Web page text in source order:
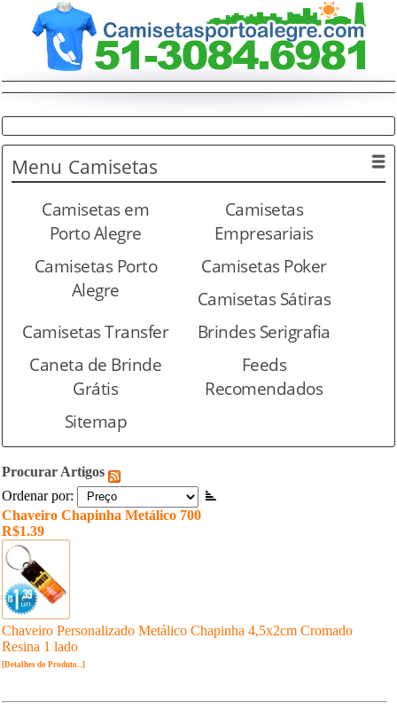
Menu Camisetas
Camisetas em
Porto Alegre
Camisetas
Empresariais
Camisetas Porto
Alegre
Camisetas Poker
Camisetas Sátiras
Camisetas Transfer
Brindes Serigrafia
Caneta de Brinde
Grátis
Feeds
Recomendados
Sitemap
Procurar Artigos
Ordenar por:
Chaveiro Chapinha Metálico 700
R$1.39
Chaveiro Personalizado Metálico Chapinha 4,5x2cm Cromado
Resina 1 lado
[Detalhes do Produto...]